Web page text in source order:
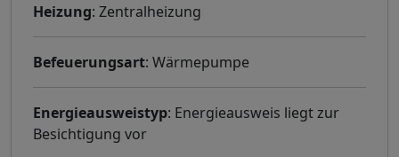
Heizung: Zentralheizung
Befeuerungsart: Wärmepumpe
Energieausweistyp: Energieausweis liegt zur
Besichtigung vor